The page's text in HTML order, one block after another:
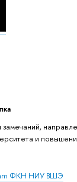
и
ФКН НИУ ВШЭ